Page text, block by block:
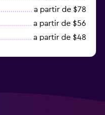
a partir de $78
a partir de $56
a partir de $48